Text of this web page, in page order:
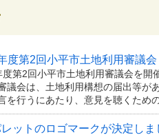
度第2回小平市土地利用審議会
度第2回小平市土地利用審議会を開
議会は、土地利用構想の届出等が
を行うにあたり、意見を聴くため
ットのロゴマークが決定しま